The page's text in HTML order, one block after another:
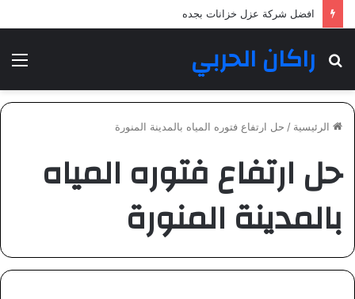
افضل شركة عزل خزانات بجده
راكان الحربيبحث
الرئيسية / حل ارتفاع فتوره المياه بالمدينة المنورة
حل ارتفاع فتوره المياه
بالمدينة المنورة